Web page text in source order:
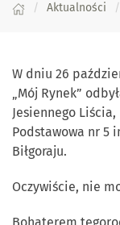
Aktualności
W dniu 26
„Mój Rynek”
Jesiennego
Podstawowa nr 5
Biłgoraju.
Oczywiście, nie